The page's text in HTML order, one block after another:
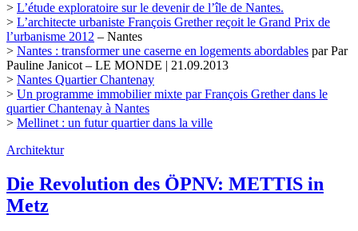
> L’étude exploratoire sur le devenir de l’île de Nantes.
> L’architecte urbaniste François Grether reçoit le Grand Prix de
l’urbanisme 2012 – Nantes
> Nantes : transformer une caserne en logements abordables par Par
Pauline Janicot – LE MONDE | 21.09.2013
> Nantes Quartier Chantenay
> Un programme immobilier mixte par François Grether dans le
quartier Chantenay à Nantes
> Mellinet : un futur quartier dans la ville
Architektur
Die Revolution des ÖPNV: METTIS in
Metz